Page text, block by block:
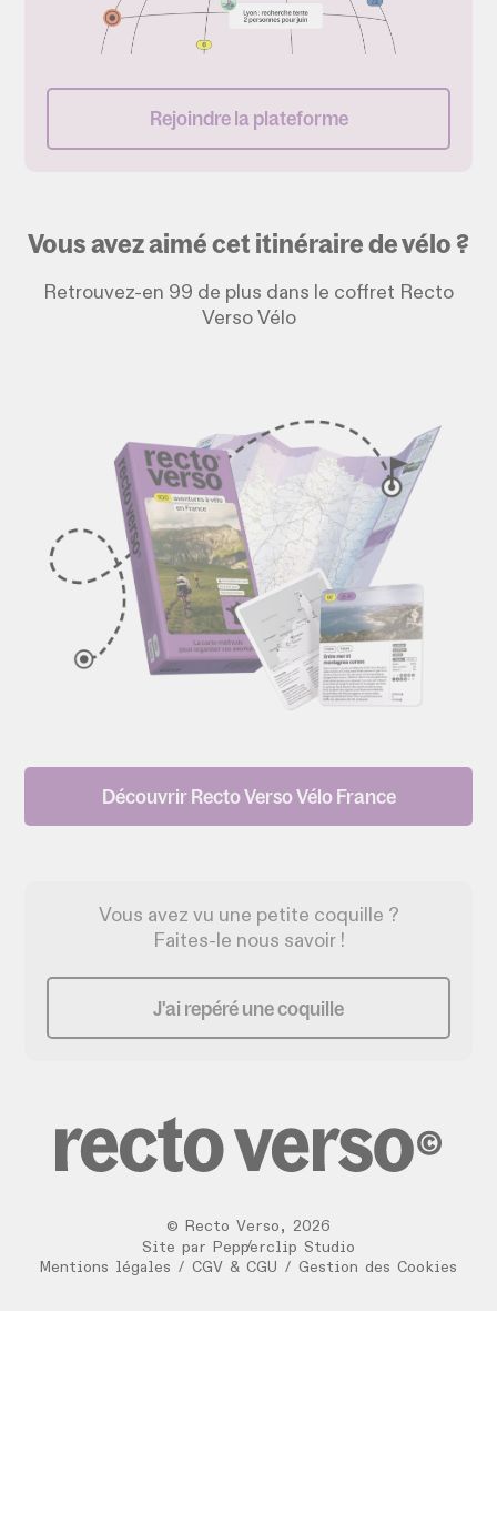
Rejoindre la plateforme
Vous avez aimé cet itinéraire de vélo ?
Retrouvez-en 99 de plus dans le coffret Recto
Verso Vélo
Découvrir Recto Verso Vélo France
Vous avez vu une petite coquille ?
Faites-le nous savoir !
J'ai repéré une coquille
© Recto Verso , 2026
/
Site par
Pepperclip Studio
Mentions légales / CGV & CGU / Gestion des Cookies